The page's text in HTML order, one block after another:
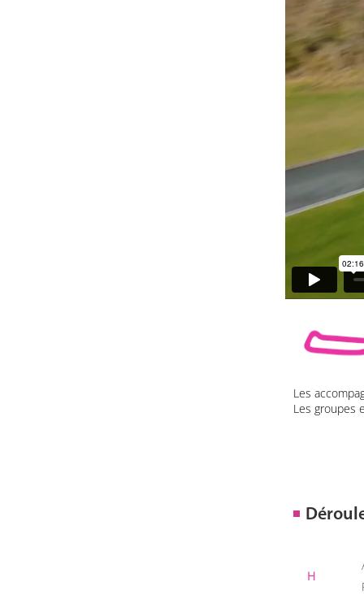
H
Les
Les groupes